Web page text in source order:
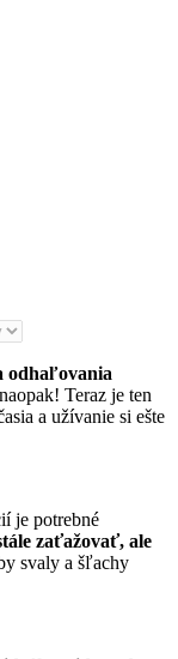
odhaľovania
Teraz je ten
a užívanie si ešte
je potrebné
zaťažovať, ale
svaly a šľachy